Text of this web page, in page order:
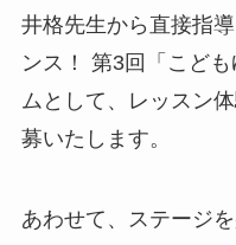
井格先生から直接指
ンス！ 第3回「こど
ムとして、レッスン
募いたします。
あわせて、ステージ